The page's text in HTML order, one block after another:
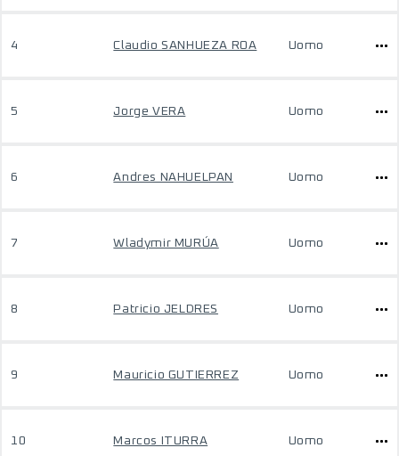
4 Claudio SANHUEZA ROA Uomo
5 Jorge VERA Uomo
6 Andres NAHUELPAN Uomo
7 Wladymir MURÚA Uomo
8 Patricio JELDRES Uomo
9 Mauricio GUTIERREZ Uomo
10 Marcos ITURRA Uomo